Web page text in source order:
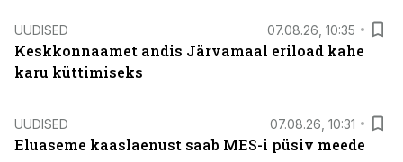
UUDISED 07.08.26, 10:35
Keskkonnaamet andis Järvamaal eriload kahe
karu küttimiseks
UUDISED 07.08.26, 10:31
Eluaseme kaaslaenust saab MES-i püsiv meede